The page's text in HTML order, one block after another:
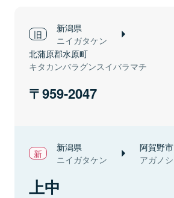
新潟県
ニイガタケン
北蒲原郡水原町
キタカンバラグンスイバラマチ
959-2047
新潟県
ニイガタケン
阿賀野市
アガノシ
上中